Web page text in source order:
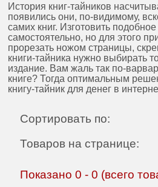
История книг-тайников
появились они, по-видимому,
самих книг. Изготовить
самостоятельно, но для этого
прорезать ножом страницы,
книги-тайника нужно выбирать
издание. Вам жаль так по-
книге? Тогда оптимальным
книгу-тайник для денег в
Сортировать по:
Товаров на странице:
Показано 0 -0 (всего